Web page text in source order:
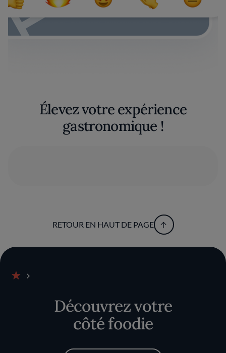
Élevez votre expérience
gastronomique !
RETOUR EN HAUT DE PAGE
Découvrez votre
côté foodie